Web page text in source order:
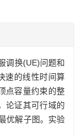
调换(UE)问题和
速的线性时间算
点容量约束的整
论证其可行域的
优解子图。实验